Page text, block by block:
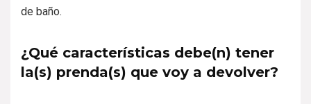
de baño.
¿Qué características debe(n) tener
la(s) prenda(s) que voy a devolver?